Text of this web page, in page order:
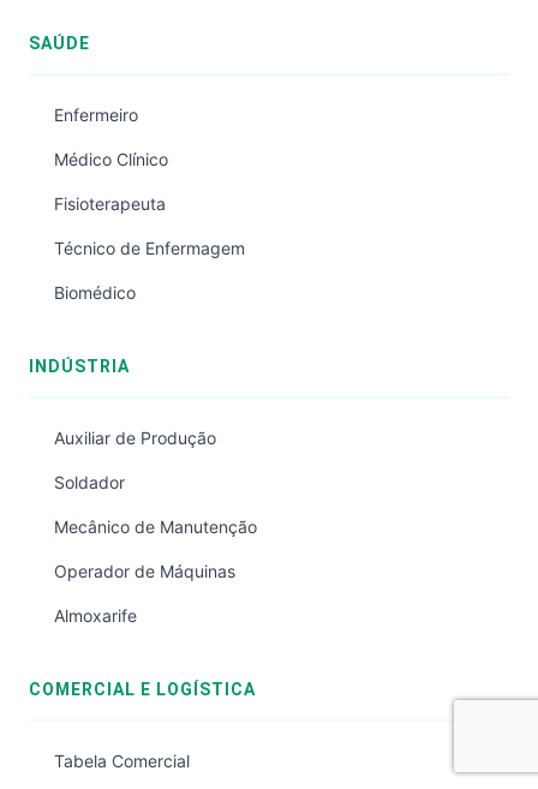
SAÚDE
Enfermeiro
Médico Clínico
Fisioterapeuta
Técnico de Enfermagem
Biomédico
INDÚSTRIA
Auxiliar de Produção
Soldador
Mecânico de Manutenção
Operador de Máquinas
Almoxarife
COMERCIAL E LOGÍSTICA
Tabela Comercial